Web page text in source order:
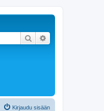
Etsi
Kirjaudu sisään